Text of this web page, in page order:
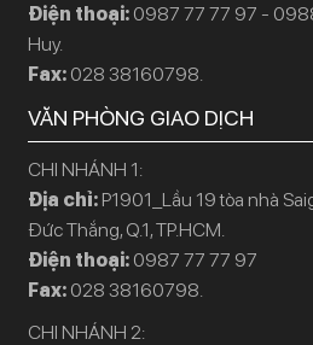
Điện thoại: 0987 77 77 97 -
Huy.
Fax: 028 38160798.
VĂN PHÒNG GIAO DỊCH
CHI NHÁNH 1:
Địa chỉ: P1901_Lầu 19 tòa nhà
Đức Thắng, Q.1, TP.HCM.
Điện thoại: 0987 77 77 97
Fax: 028 38160798.
CHI NHÁNH 2: